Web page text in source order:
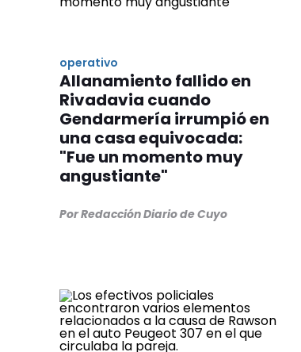
operativo
Allanamiento fallido en
Rivadavia cuando
Gendarmería irrumpió en
una casa equivocada:
"Fue un momento muy
angustiante"
Por Redacción Diario de Cuyo